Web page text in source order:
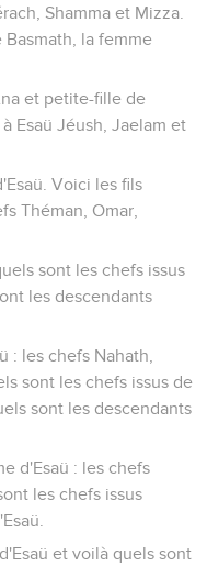
Shamma et Mizza.
la femme
et petite-fille de
Esaü Jéush, Jaelam et
Voici les fils
Théman, Omar,
sont les chefs issus
les descendants
: les chefs Nahath,
sont les chefs issus de
sont les descendants
d'Esaü : les chefs
les chefs issus
et voilà quels sont